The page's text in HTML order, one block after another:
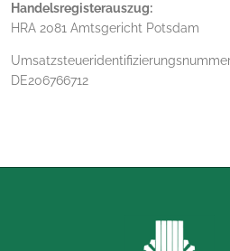
Handelsregisterauszug:
HRA 2081 Amtsgericht Potsdam
DE206766712